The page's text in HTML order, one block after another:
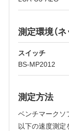
測定環境（
スイッチ
BS-MP2012
測定方法
ベンチマークソ
以下の速度測定